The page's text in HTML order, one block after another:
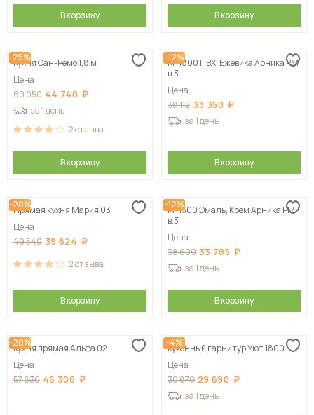
В корзину В корзину
-25%
Кухня Сан-Ремо 1,8 м
Цена
60 050 44 740
за 1 день
2отзыва
В корзину
-12%
КГ 1800 ПВХ, Ежевика Арника РМ
в.3
Цена
38 112 33 350
за 1 день
В корзину
-20%
Прямая кухня Мария 03
Цена
49 540 39 624
2отзыва
В корзину
-12%
КГ 1500 Эмаль, Крем Арника РМ
в.3
Цена
38 609 33 785
за 1 день
В корзину
-20%
Кухня прямая Альфа 02
Цена
57 830 46 308
-4%
Кухонный гарнитур Уют 1800
Цена
30 870 29 690
за 1 день